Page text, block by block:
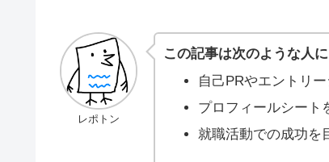
レポトン
この記事は次のような人に
自己PRやエントリ
プロフィールシート
就職活動での成功を